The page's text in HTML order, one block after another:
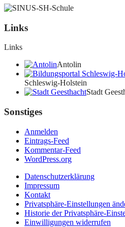
Links
Links
Antolin
Schleswig-Holstein
Stadt
Sonstiges
Anmelden
Eintrags-Feed
Kommentar-Feed
WordPress.org
Datenschutzerklärung
Impressum
Kontakt
Privatsphäre-Einstellungen
Historie der Privatsphäre-
Einwilligungen widerrufen